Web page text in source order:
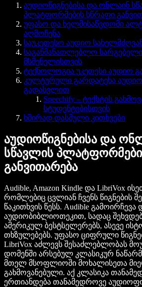
აუდიოწიგნებისა და ონლაინ
პლატფორმების სწრაფი
უფასო და ხელმისაწვდომი
აღმოჩენა
საუკეთესო აუდიო
საგანმანათლებლო სარგებელი
მსმენელისთვის
ტექნოლოგია უკეთესი აუდიო
კულტურული გარდატეხა აუდიო
გადასვლით
Speechify – ტექსტის
სტუდენტებისთვის
ხშირად დასმული კითხვები
აუდიოწიგნებისა და
სწავლის
განვითარება
Audible, Amazon Kindle და LibriVox
რომლებიც ცვლიან ჩვენს წიგნების
წაკითხვის წესს. Audible გამოირჩევა
აუდიობიბლიოთეკით, სადაც
ამერიკულ ბესტსელერებს, ასევე
თხზულებებს. უფასო ციფრული
LibriVox აძლევს შესაძლებლობას
დომენში არსებულ კლასიკურ
მთელ მსოფლიოში მოხალისეთა
გახმოვანებული. აქ კლასიკა
ერთიანდება თანამედროვე